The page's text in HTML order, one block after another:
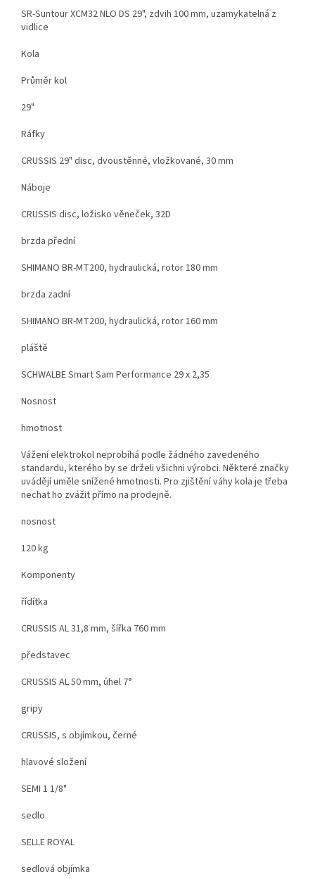
SR-Suntour XCM32 NLO DS 29", zdvih 100 mm, uzamykatelná z
vidlice
Kola
Průměr kol
29"
Ráfky
CRUSSIS 29" disc, dvoustěnné, vložkované, 30 mm
Náboje
CRUSSIS disc, ložisko věneček, 32D
brzda přední
SHIMANO BR-MT200, hydraulická, rotor 180 mm
brzda zadní
SHIMANO BR-MT200, hydraulická, rotor 160 mm
pláště
SCHWALBE Smart Sam Performance 29 x 2,35
Nosnost
hmotnost
Vážení elektrokol neprobíhá podle žádného zavedeného
standardu, kterého by se drželi všichni výrobci. Některé značky
uvádějí uměle snížené hmotnosti. Pro zjištění váhy kola je třeba
nechat ho zvážit přímo na prodejně.
nosnost
120 kg
Komponenty
řídítka
CRUSSIS AL 31,8 mm, šířka 760 mm
představec
CRUSSIS AL 50 mm, úhel 7°
gripy
CRUSSIS, s objímkou, černé
hlavové složení
SEMI 1 1/8"
sedlo
SELLE ROYAL
sedlová objímka